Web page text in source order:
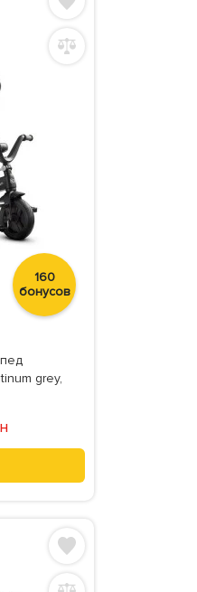
160
бонусов
grey,